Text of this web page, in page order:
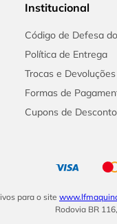
Institucional
Código de Defesa
Política de Entrega
Trocas e Devoluções
Formas de
Cupons de Desconto
para o site
Rodovia BR